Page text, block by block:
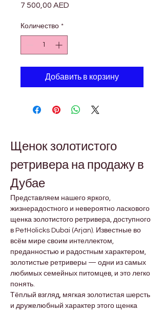
7 500,00 AED
Количество *
Добавить в корзину
Щенок золотистого
ретривера на продажу в
Дубае
Представляем нашего яркого,
жизнерадостного и невероятно ласкового
щенка золотистого ретривера, доступного
в PetHolicks Dubai (Arjan). Известные во
всём мире своим интеллектом,
преданностью и радостным характером,
золотистые ретриверы — одни из самых
любимых семейных питомцев, и это легко
понять.
Тёплый взгляд, мягкая золотистая шерсть
и дружелюбный характер этого щенка